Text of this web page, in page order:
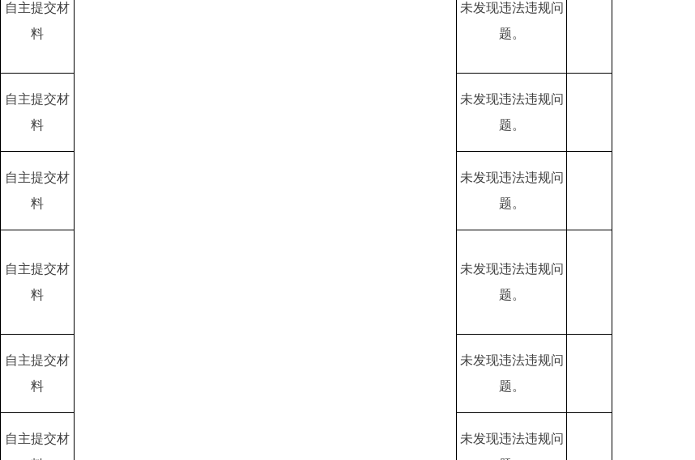
自主提交材
料
未发现违法违规问
题。
自主提交材
料
未发现违法违规问
题。
自主提交材
料
未发现违法违规问
题。
自主提交材
料
未发现违法违规问
题。
自主提交材
料
未发现违法违规问
题。
自主提交材
未发现违法违规问